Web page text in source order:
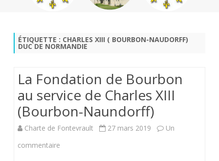
ÉTIQUETTE : CHARLES XIII ( BOURBON-NAUDORFF)
DUC DE NORMANDIE
La Fondation de Bourbon
au service de Charles XIII
(Bourbon-Naundorff)
Charte de Fontevrault 27 mars 2019
Un
commentaire